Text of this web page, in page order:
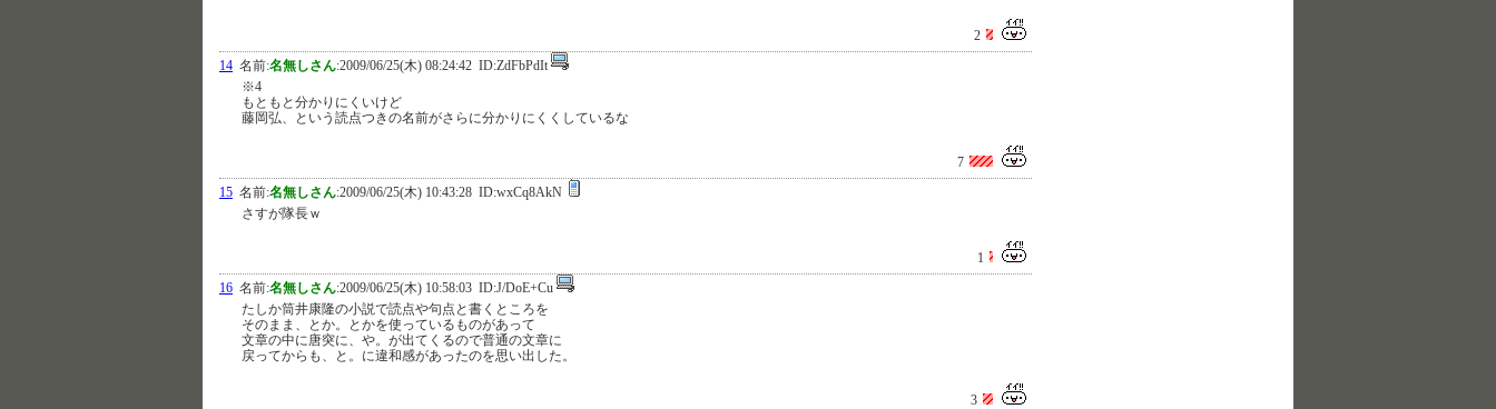
2
14 名前:名無しさん:2009/06/25(木) 08:24:42 ID:ZdFbPdIt
※4
もともと分かりにくいけど
藤岡弘、という読点つきの名前がさらに分かりにくくしているな
7
15 名前:名無しさん:2009/06/25(木) 10:43:28 ID:wxCq8AkN
さすが隊長ｗ
1
16 名前:名無しさん:2009/06/25(木) 10:58:03 ID:J/DoE+Cu
たしか筒井康隆の小説で読点や句点と書くところを
そのまま、とか。とかを使っているものがあって
文章の中に唐突に、や。が出てくるので普通の文章に
戻ってからも、と。に違和感があったのを思い出した。
3